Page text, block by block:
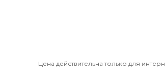
Цена действительна только для